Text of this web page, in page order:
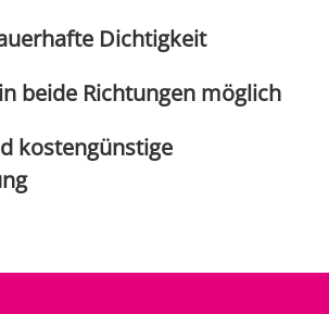
Dichtigkeit
beide Richtungen möglich
kostengünstige